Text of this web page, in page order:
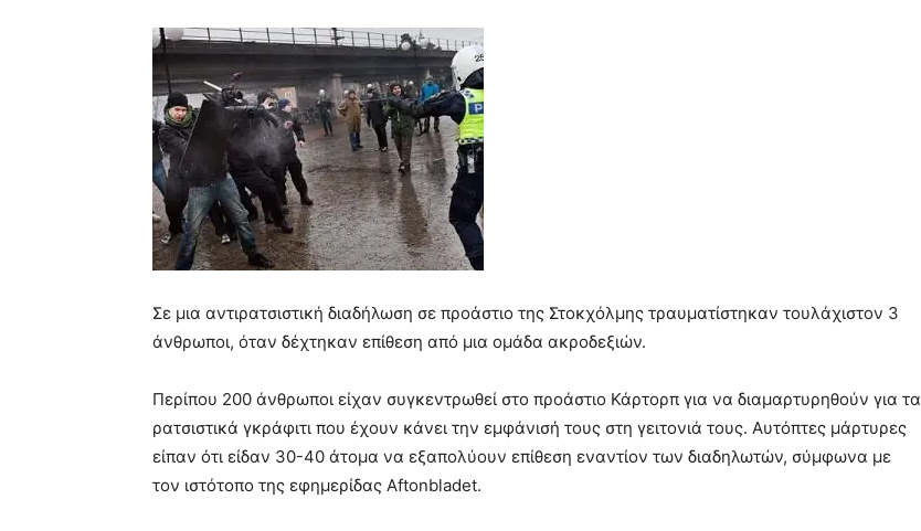
Σε μια αντιρατσιστική διαδήλωση σε προάστιο της Στοκχόλμης τραυματίστηκαν τουλάχιστον 3
άνθρωποι, όταν δέχτηκαν επίθεση από μια ομάδα ακροδεξιών.
Περίπου 200 άνθρωποι είχαν συγκεντρωθεί στο προάστιο Κάρτορπ για να διαμαρτυρηθούν για τα
ρατσιστικά γκράφιτι που έχουν κάνει την εμφάνισή τους στη γειτονιά τους. Αυτόπτες μάρτυρες
είπαν ότι είδαν 30-40 άτομα να εξαπολύουν επίθεση εναντίον των διαδηλωτών, σύμφωνα με
τον ιστότοπο της εφημερίδας Aftonbladet.